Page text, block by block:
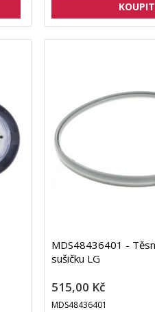
MDS48436401 -
sušičku LG
515,00 Kč
MDS48436401